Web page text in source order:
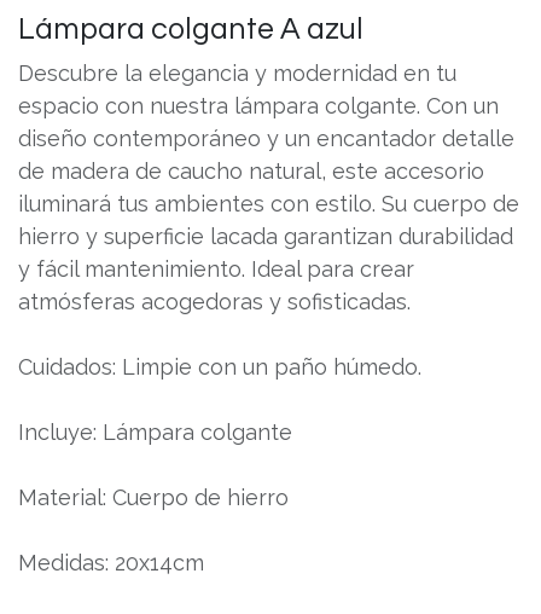
Lámpara colgante A azul
Descubre la elegancia y modernidad en tu
espacio con nuestra lámpara colgante. Con un
diseño contemporáneo y un encantador detalle
de madera de caucho natural, este accesorio
iluminará tus ambientes con estilo. Su cuerpo de
hierro y superficie lacada garantizan durabilidad
y fácil mantenimiento. Ideal para crear
atmósferas acogedoras y sofisticadas.
Cuidados: Limpie con un paño húmedo.
Incluye: Lámpara colgante
Material: Cuerpo de hierro
Medidas: 20x14cm